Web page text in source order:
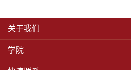
关于我们
学院